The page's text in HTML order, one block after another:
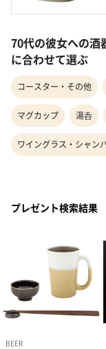
70代の彼女への酒
に合わせて選ぶ
コースター・その他
マグカップ 湯呑
ワイングラス・シャン
プレゼント検索結果